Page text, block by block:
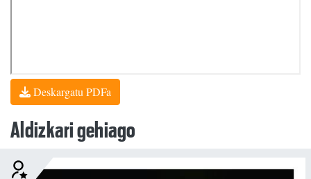
Deskargatu PDFa
Aldizkari gehiago